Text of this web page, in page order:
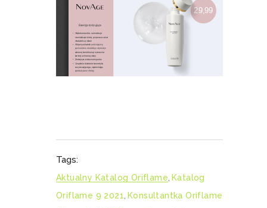
Tags:
Aktualny Katalog Oriflame, Katalog
Oriflame 9 2021, Konsultantka Oriflame